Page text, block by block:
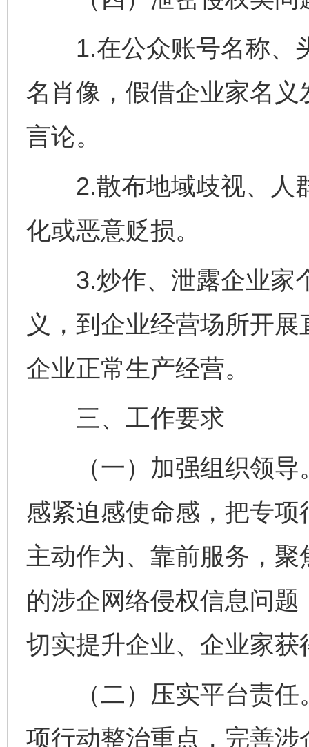
1.在公众账号名称、
名肖像，假借企业家名
言论。
2.散布地域歧视、人
化或恶意贬损。
3.炒作、泄露企业家个
义，到企业经营场所开
企业正常生产经营。
三、工作要求
（一）加强组织领导
感紧迫感使命感，把专
主动作为、靠前服务，
的涉企网络侵权信息问
切实提升企业、企业家获
（二）压实平台责任
项行动整治重点，完善